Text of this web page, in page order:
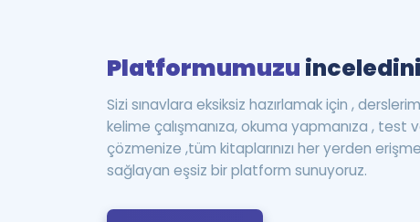
Platformumuzu
Sizi sınavlara eksiksiz hazırlamak için ,
kelime çalışmanıza, okuma yapmanıza , test
çözmenize ,tüm kitaplarınızı her yerden
sağlayan eşsiz bir platform sunuyoruz.